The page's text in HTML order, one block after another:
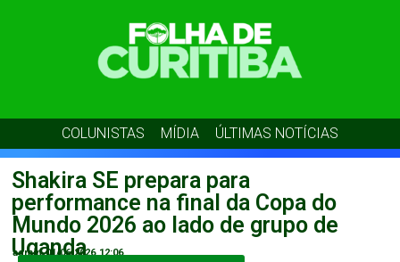
COLUNISTAS MÍDIA ÚLTIMAS NOTÍCIAS
Shakira SE prepara para
performance na final da Copa do
Mundo 2026 ao lado de grupo de
Uganda
admin 01/06/2026 12:06